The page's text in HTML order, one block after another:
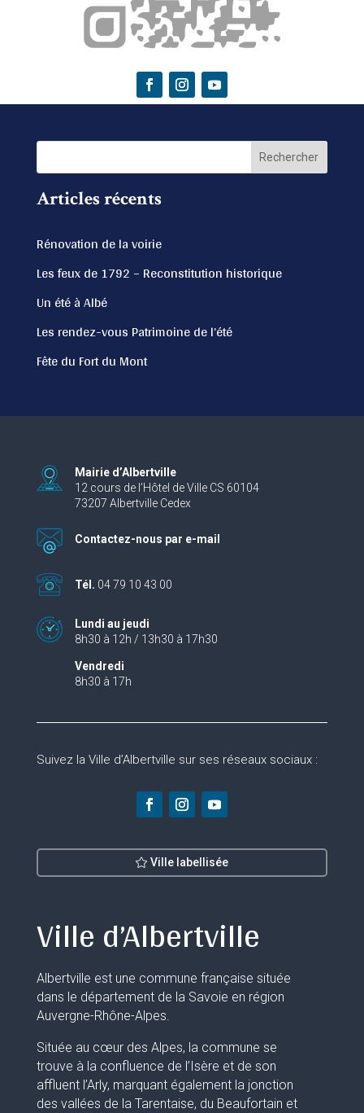
Articles récents
Rénovation de la voirie
Les feux de 1792 – Reconstitution historique
Un été à Albé
Les rendez-vous Patrimoine de l’été
Fête du Fort du Mont
Mairie d’Albertville
12 cours de l’Hôtel de Ville CS 60104
73207 Albertville Cedex
Contactez-nous par e-mail
Tél. 04 79 10 43 00
Lundi au jeudi
8h30 à 12h / 13h30 à 17h30
Vendredi
8h30 à 17h
Suivez la Ville d’Albertville sur ses réseaux sociaux :
Ville labellisée
Ville d’Albertville
Albertville est une commune française située
dans le département de la Savoie en région
Auvergne-Rhône-Alpes.
Située au cœur des Alpes, la commune se
trouve à la confluence de l’Isère et de son
affluent l’Arly, marquant également la jonction
des vallées de la Tarentaise, du Beaufortain et